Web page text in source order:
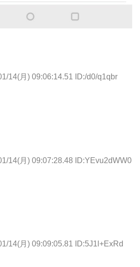
14(月) 09:06:14.51 ID:/d0/q1qbr
14(月) 09:07:28.48 ID:YEvu2dWW0
14(月) 09:09:05.81 ID:5J1l+ExRd